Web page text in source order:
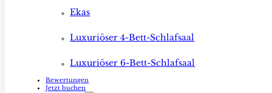
Ekas
Luxuriöser 4-Bett-Schlafsaal
Luxuriöser 6-Bett-Schlafsaal
Bewertungen
Jetzt buchen